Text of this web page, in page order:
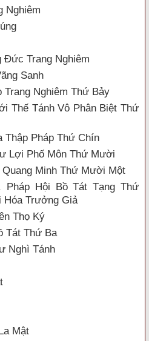
Nghiêm
Đức Trang Nghiêm
Sanh
Trang Nghiêm Thứ Bảy
Thế Tánh Vô Phân Biệt Thứ
Thập Pháp Thứ Chín
Lợi Phố Môn Thứ Mười
Minh Thứ Mười Một
Pháp Hội Bồ Tát Tạng Thứ
Hóa Trưởng Giả
Thọ Ký
Tát Thứ Ba
Nghì Tánh
Mật